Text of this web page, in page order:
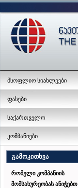
მსოფლიო სიახლეები
ფასები
საქართველო
კომპანიები
გამოკითხვა
რომელი კომპანიის
მომსახურეობას ანიჭებთ